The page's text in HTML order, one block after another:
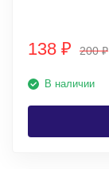
138 ₽ 200₽
В наличии